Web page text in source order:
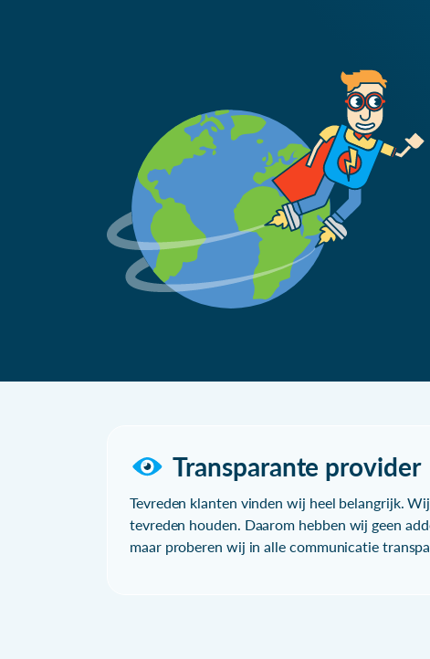
Transparante provider
Tevreden klanten vinden wij heel belangrijk.
tevreden houden. Daarom hebben wij geen
maar proberen wij in alle communicatie